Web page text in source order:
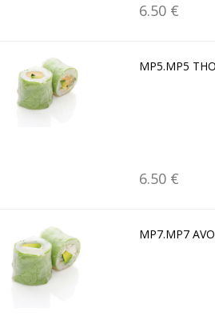
6.50 €
MP5.MP5
6.50 €
MP7.MP7